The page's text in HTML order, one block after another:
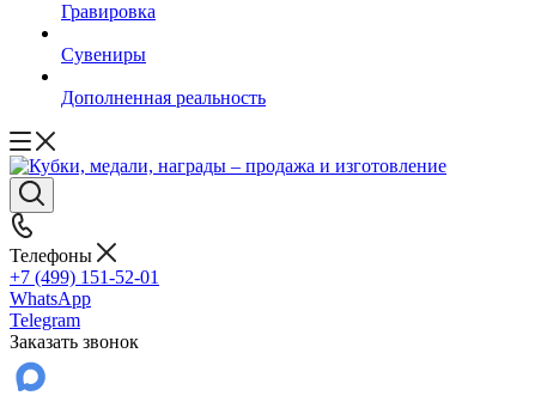
Гравировка
Сувениры
Дополненная реальность
Телефоны
+7 (499) 151-52-01
WhatsApp
Telegram
Заказать звонок